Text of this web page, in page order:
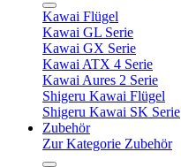
Kawai Flügel
Kawai GL Serie
Kawai GX Serie
Kawai ATX 4 Serie
Kawai Aures 2 Serie
Shigeru Kawai Flügel
Shigeru Kawai SK Serie
Zubehör
Zur Kategorie Zubehör